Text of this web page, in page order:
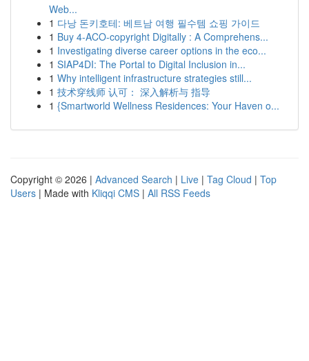
Web...
1 다낭 돈키호테: 베트남 여행 필수템 쇼핑 가이드
1 Buy 4-ACO-copyright Digitally : A Comprehens...
1 Investigating diverse career options in the eco...
1 SIAP4DI: The Portal to Digital Inclusion in...
1 Why intelligent infrastructure strategies still...
1 技术穿线师 认可： 深入解析与 指导
1 {Smartworld Wellness Residences: Your Haven o...
Copyright © 2026 | Advanced Search | Live | Tag Cloud | Top
Users | Made with Kliqqi CMS | All RSS Feeds